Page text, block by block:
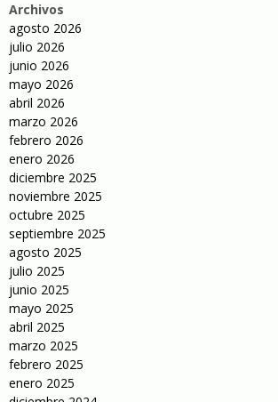
Archivos
agosto 2026
julio 2026
junio 2026
mayo 2026
abril 2026
marzo 2026
febrero 2026
enero 2026
diciembre 2025
noviembre 2025
octubre 2025
septiembre 2025
agosto 2025
julio 2025
junio 2025
mayo 2025
abril 2025
marzo 2025
febrero 2025
enero 2025